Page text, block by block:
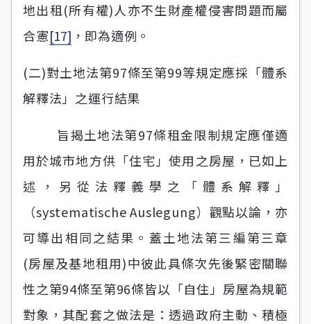
地出租(所有權)人亦不生財產權侵害問題而屬
合憲[17] ，即為適例。
(二)對土地法第97條至第99等規定應採「體系
解釋法」之運行結果
旨揭土地法第97條租金限制規定應僅適
用於城市地方供「住宅」使用之房屋，已如上
述，另從法釋義學之「體系解釋」
（systematische Auslegung）觀點以論，亦
可導出相同之結果。蓋土地法第三編第三章
(房屋及基地租用)中彼此具條次先後緊密關聯
性之第94條至第96條皆以「自住」房屋為規範
對象，其配套之做法是：透過政府主動、積極